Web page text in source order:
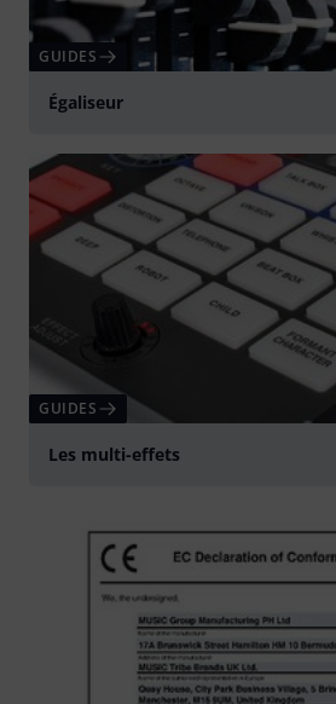
GUIDES
Égaliseur
GUIDES
Les multi-effets